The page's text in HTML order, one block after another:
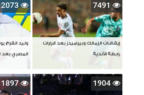
7491
إيقافات الزمالك وبيراميدز بعد قرارات
رابطة الأندية
2073
وليد الفراج
المصري بعد
1904
1897